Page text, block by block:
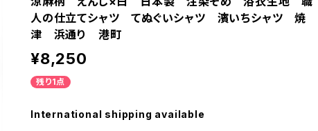
人の仕立てシャツ てぬぐいシャツ 濱いちシャツ 焼
津 浜通り 港町
¥8,250
残り1点
International shipping available